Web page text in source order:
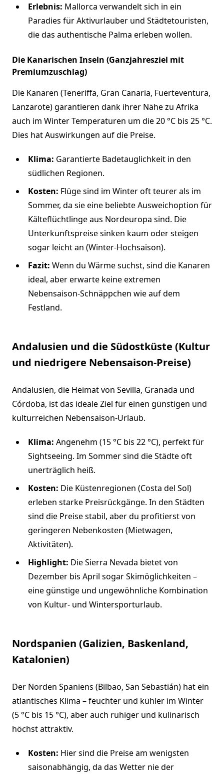
Erlebnis: Mallorca verwandelt sich in ein
Paradies für Aktivurlauber und Städtetouristen,
die das authentische Palma erleben wollen.
Die Kanarischen Inseln (Ganzjahresziel mit
Premiumzuschlag)
Die Kanaren (Teneriffa, Gran Canaria, Fuerteventura,
Lanzarote) garantieren dank ihrer Nähe zu Afrika
auch im Winter Temperaturen um die 20 °C bis 25 °C.
Dies hat Auswirkungen auf die Preise.
Klima: Garantierte Badetauglichkeit in den
südlichen Regionen.
Kosten: Flüge sind im Winter oft teurer als im
Sommer, da sie eine beliebte Ausweichoption für
Kälteflüchtlinge aus Nordeuropa sind. Die
Unterkunftspreise sinken kaum oder steigen
sogar leicht an (Winter-Hochsaison).
Fazit: Wenn du Wärme suchst, sind die Kanaren
ideal, aber erwarte keine extremen
Nebensaison-Schnäppchen wie auf dem
Festland.
Andalusien und die Südostküste (Kultur
und niedrigere Nebensaison-Preise)
Andalusien, die Heimat von Sevilla, Granada und
Córdoba, ist das ideale Ziel für einen günstigen und
kulturreichen Nebensaison-Urlaub.
Klima: Angenehm (15 °C bis 22 °C), perfekt für
Sightseeing. Im Sommer sind die Städte oft
unerträglich heiß.
Kosten: Die Küstenregionen (Costa del Sol)
erleben starke Preisrückgänge. In den Städten
sind die Preise stabil, aber du profitierst von
geringeren Nebenkosten (Mietwagen,
Aktivitäten).
Highlight: Die Sierra Nevada bietet von
Dezember bis April sogar Skimöglichkeiten –
eine günstige und ungewöhnliche Kombination
von Kultur- und Wintersporturlaub.
Nordspanien (Galizien, Baskenland,
Katalonien)
Der Norden Spaniens (Bilbao, San Sebastián) hat ein
atlantisches Klima – feuchter und kühler im Winter
(5 °C bis 15 °C), aber auch ruhiger und kulinarisch
höchst attraktiv.
Kosten: Hier sind die Preise am wenigsten
saisonabhängig, da das Wetter nie der